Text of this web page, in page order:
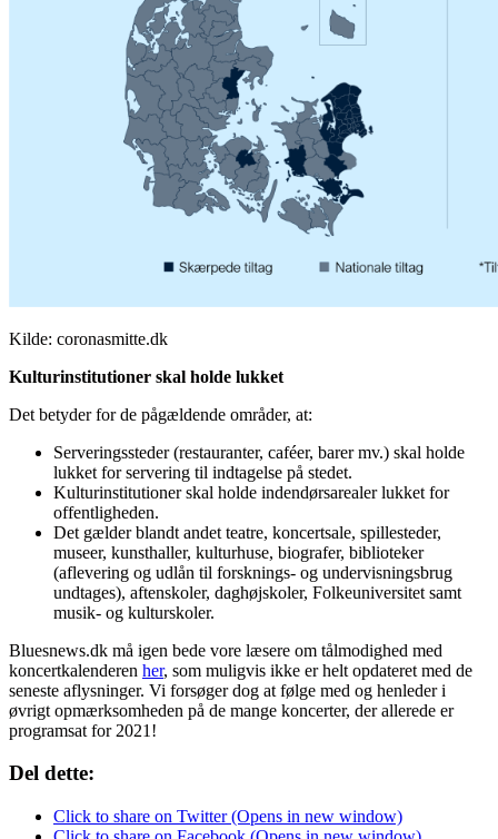
Kilde: coronasmitte.dk
Kulturinstitutioner skal holde lukket
Det betyder for de pågældende områder, at:
Serveringssteder (restauranter, caféer, barer mv.) skal holde
lukket for servering til indtagelse på stedet.
Kulturinstitutioner skal holde indendørsarealer lukket for
offentligheden.
Det gælder blandt andet teatre, koncertsale, spillesteder,
museer, kunsthaller, kulturhuse, biografer, biblioteker
(aflevering og udlån til forsknings- og undervisningsbrug
undtages), aftenskoler, daghøjskoler, Folkeuniversitet samt
musik- og kulturskoler.
Bluesnews.dk må igen bede vore læsere om tålmodighed med
koncertkalenderen her, som muligvis ikke er helt opdateret med de
seneste aflysninger. Vi forsøger dog at følge med og henleder i
øvrigt opmærksomheden på de mange koncerter, der allerede er
programsat for 2021!
Del dette:
Click to share on Twitter (Opens in new window)